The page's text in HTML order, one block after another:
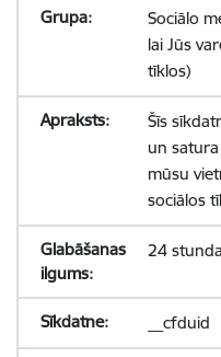
Sociālo
lai Jūs
tīklos)
Šīs
un
mūsu
sociālos
24
__cfduid